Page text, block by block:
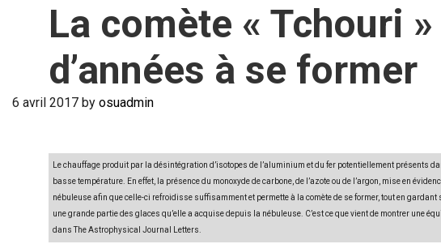
La comète « Tchouri
d’années à se former
6 avril 2017 by osuadmin
Le chauffage produit par la désintégration d’isotopes de l’aluminium et du fer potentiellement
basse température. En effet, la présence du monoxyde de carbone, de l’azote ou de l’argon, mise en
nébuleuse afin que celle-ci refroidisse suffisamment et permette à la comète de se former, tout en
une grande partie des glaces qu’elle a acquise depuis la nébuleuse. C’est ce que vient de montrer une
dans The Astrophysical Journal Letters.